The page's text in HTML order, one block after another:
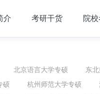
介 考研干货 院
北京语言大学专硕 东
硕 杭州师范大学专硕